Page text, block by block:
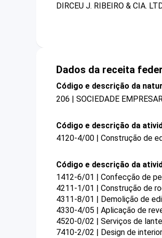
DIRCEU J. RIBEIRO & CIA.
Dados da receita
Código e descrição da
206 | SOCIEDADE
Código e descrição da
4120-4/00 | Construção de
Código e descrição da
1412-6/01 | Confecção de
4211-1/01 | Construção de
4311-8/01 | Demolição de
4330-4/05 | Aplicação de
4520-0/02 | Serviços de
7410-2/02 | Design de